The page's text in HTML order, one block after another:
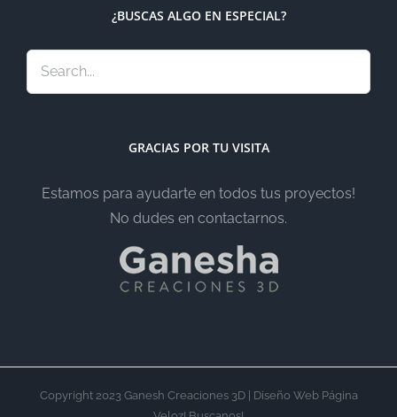
¿BUSCAS ALGO EN ESPECIAL?
GRACIAS POR TU VISITA
Estamos para ayudarte en todos tus proyectos!
No dudes en contactarnos.
Copyright 2023 Ganesh Creaciones 3D | Diseño Web Página